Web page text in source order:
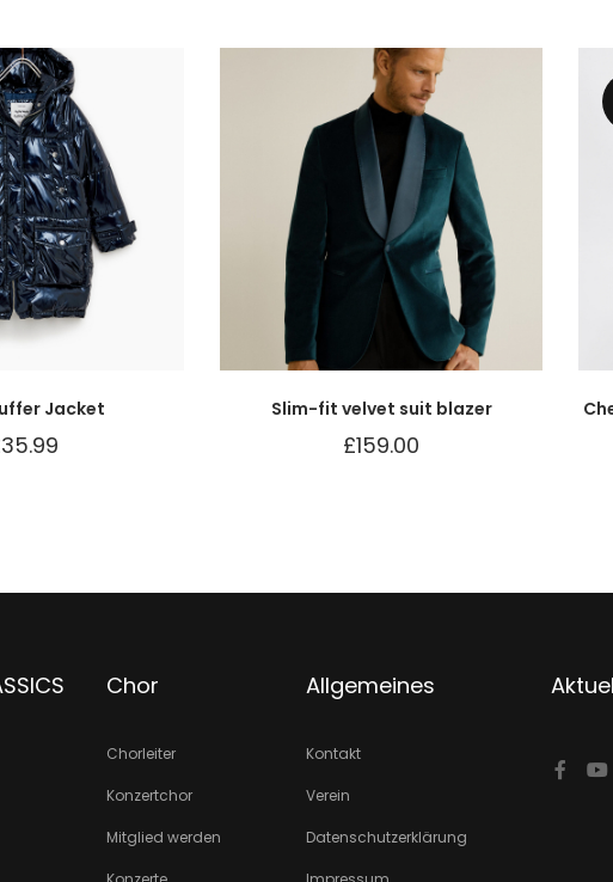
Jacket
35.99
Slim-fit velvet suit blazer
£159.00
Chor
Chorleiter
Konzertchor
Mitglied werden
Allgemeines
Kontakt
Verein
Datenschutzerklärung